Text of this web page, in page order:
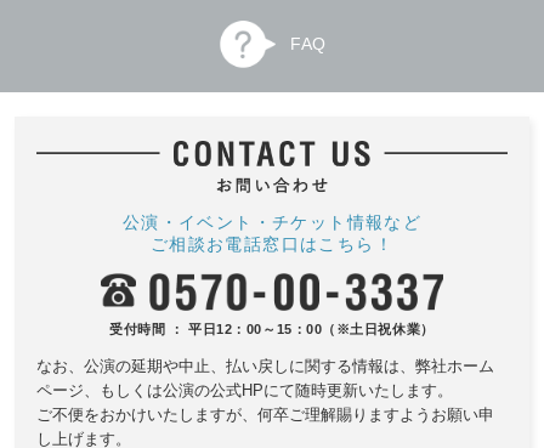
FAQ
公演・イベント・チケット情報など
ご相談お電話窓口はこちら！
受付時間 ： 平日12：00～15：00（※土日祝休業）
なお、公演の延期や中止、払い戻しに関する情報は、 弊社ホーム
ページ、もしくは公演の公式HPにて随時更新いたします。
ご不便をおかけいたしますが、何卒ご理解賜りますようお願い申
し上げます。